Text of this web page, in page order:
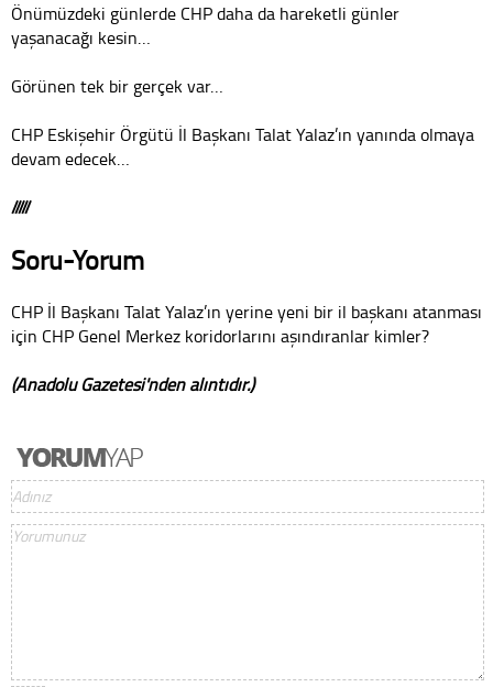
Önümüzdeki günlerde CHP daha da hareketli günler
yaşanacağı kesin…
Görünen tek bir gerçek var…
CHP Eskişehir Örgütü İl Başkanı Talat Yalaz’ın yanında olmaya
devam edecek…
/////
Soru-Yorum
CHP İl Başkanı Talat Yalaz’ın yerine yeni bir il başkanı atanması
için CHP Genel Merkez koridorlarını aşındıranlar kimler?
(Anadolu Gazetesi'nden alıntıdır.)